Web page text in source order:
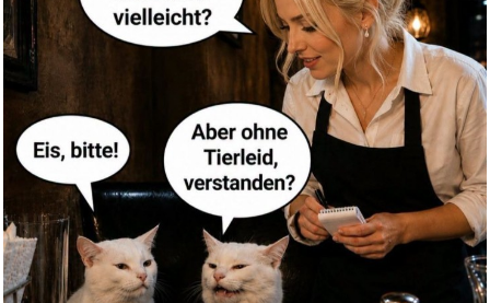
Michi Palma
The Great '20...